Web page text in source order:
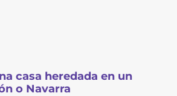
casa heredada en un
o Navarra